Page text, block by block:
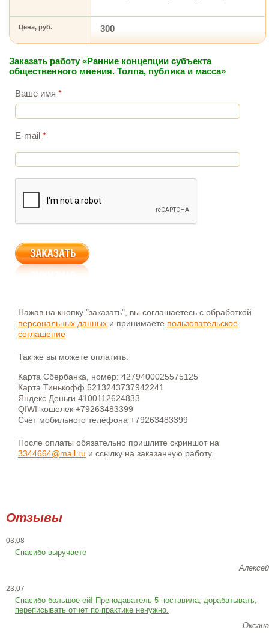
Цена, руб. 300
Заказать работу «Ранние концепции субъекта
общественного мнения. Толпа, публика и масса»
Ваше имя *
E-mail *
Нажав на кнопку "заказать", вы соглашаетесь с обработкой
персональных данных и принимаете пользовательское
соглашение
Так же вы можете оплатить:
Карта Сбербанка, номер: 4279400025575125
Карта Тинькофф 5213243737942241
Яндекс.Деньги 4100112624833
QIWI-кошелек +79263483399
Счет мобильного телефона +79263483399
После оплаты обязательно пришлите скриншот на
3344664@mail.ru и ссылку на заказанную работу.
Отзывы
03.08
Спасибо выручаете
Алексей
23.07
Cпасибо большое ей! Преподаватель 5 поставила, дорабатывать,
переписывать отчет по практике ненужно.
Оксана